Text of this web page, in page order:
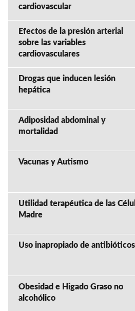
cardiovascular
Efectos de la presión arterial
sobre las variables
cardiovasculares
Drogas que inducen lesión
hepática
Adiposidad abdominal y
mortalidad
Vacunas y Autismo
Utilidad terapéutica de las
Madre
Uso inapropiado de antibióticos
Obesidad e Higado Graso no
alcohólico